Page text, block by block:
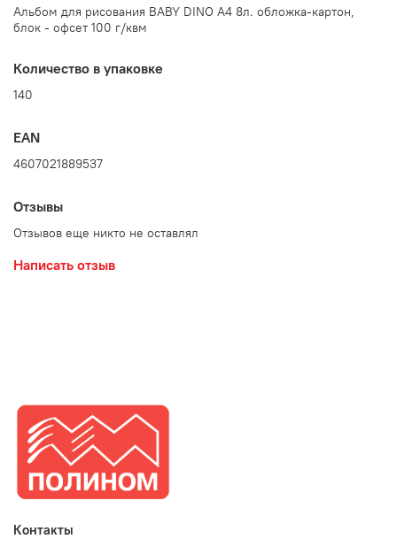
Альбом для рисования BABY DINO А4 8л. обложка-картон,
блок - офсет 100 г/квм
Количество в упаковке
140
EAN
4607021889537
Отзывы
Отзывов еще никто не оставлял
Написать отзыв
Контакты